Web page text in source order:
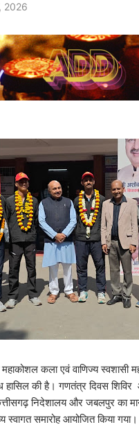
2026
कला एवं वाणिज्य स्वशासी
की है। गणतंत्र दिवस शिविर
निदेशालय और जबलपुर का
समारोह आयोजित किया गया।